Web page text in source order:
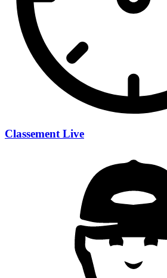
Classement Live